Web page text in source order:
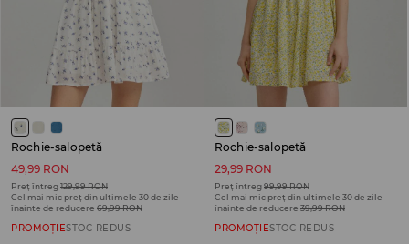
Rochie-salopetă
49,99 RON
Preț întreg129,99 RON
Cel mai mic preț din ultimele 30 de zile
înainte de reducere 69,99 RON
PROMOȚIESTOC REDUS
Rochie-salopetă
29,99 RON
Preț întreg99,99 RON
Cel mai mic preț din ultimele 30 de zile
înainte de reducere 39,99 RON
PROMOȚIESTOC REDUS